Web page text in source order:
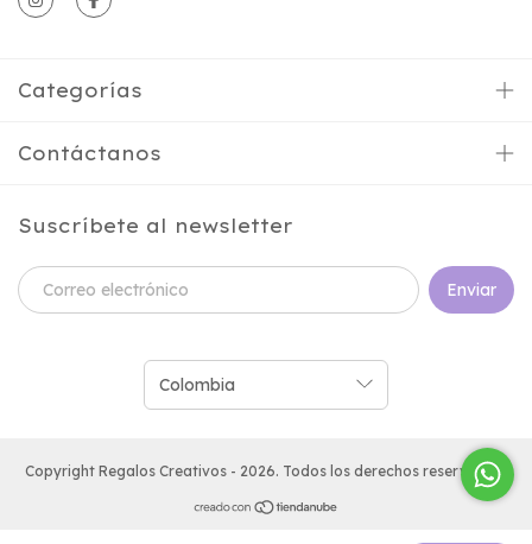
Categorías
Contáctanos
Suscríbete al newsletter
Copyright Regalos Creativos - 2026. Todos los derechos reservados.